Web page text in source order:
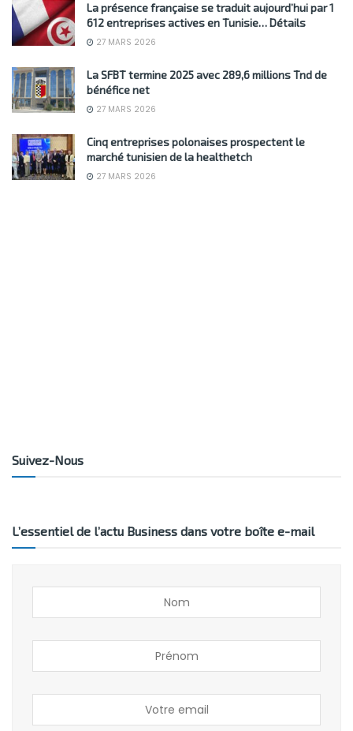
La présence française se traduit aujourd’hui par 1
612 entreprises actives en Tunisie… Détails
27 MARS 2026
La SFBT termine 2025 avec 289,6 millions Tnd de
bénéfice net
27 MARS 2026
Cinq entreprises polonaises prospectent le
marché tunisien de la healthetch
27 MARS 2026
Suivez-Nous
L’essentiel de l’actu Business dans votre boîte e-mail